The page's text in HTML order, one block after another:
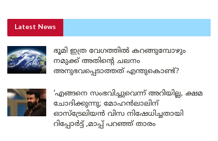
Latest News
ഭൂമി ഇത്ര വേഗത്തിൽ കറങ്ങുമ്പോഴും
നമുക്ക് അതിന്റെ ചലനം
അനുഭവപ്പെടാത്തത് എന്തുകൊണ്ട്?
‘എങ്ങനെ സംഭവിച്ചുവെന്ന് അറിയില്ല, ക്ഷമ
ചോദിക്കുന്നു; മോഹൻലാലിന്
ഓസ്ട്രേലിയൻ വിസ നിഷേധിച്ചതായി
റിപ്പോർട്ട് ,മാപ്പ് പറഞ്ഞ് താരം